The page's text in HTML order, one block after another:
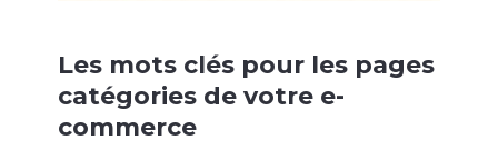
Les mots clés pour les pages
catégories de votre e-
commerce